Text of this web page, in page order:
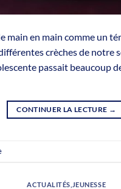
main en main comme un
crèches de notre
passait beaucoup
CONTINUER LA LECTURE →
ACTUALITÉS JEUNESSE